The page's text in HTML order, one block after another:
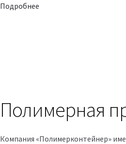
Подробнее
Полимерная
Компания «Полимерконтейнер»